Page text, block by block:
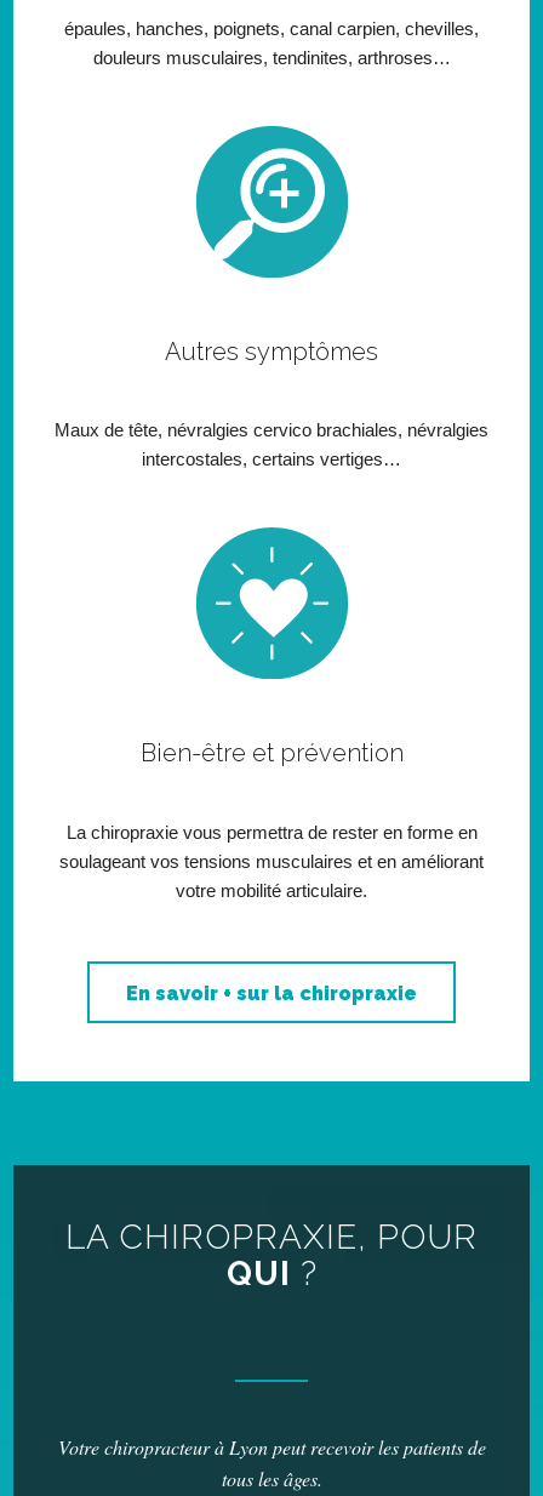
épaules, hanches, poignets, canal carpien, chevilles,
douleurs musculaires, tendinites, arthroses…
Autres symptômes
Maux de tête, névralgies cervico brachiales, névralgies
intercostales, certains vertiges…
Bien-être et prévention
La chiropraxie vous permettra de rester en forme en
soulageant vos tensions musculaires et en améliorant
votre mobilité articulaire.
En savoir + sur la chiropraxie
LA CHIROPRAXIE, POUR
QUI ?
Votre chiropracteur à Lyon peut recevoir les patients de
tous les âges.